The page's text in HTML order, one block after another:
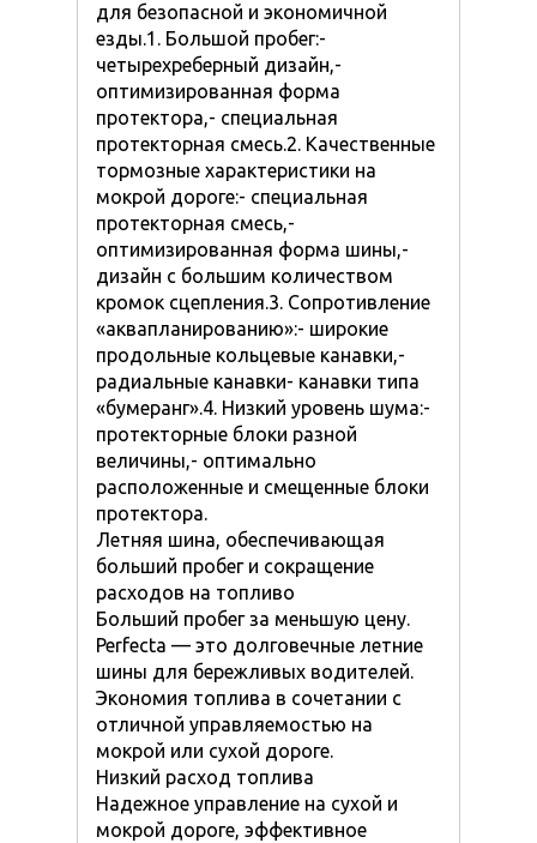
для безопасной и экономичной
езды.1. Большой пробег:-
четырехреберный дизайн,-
оптимизированная форма
протектора,- специальная
протекторная смесь.2. Качественные
тормозные характеристики на
мокрой дороге:- специальная
протекторная смесь,-
оптимизированная форма шины,-
дизайн с большим количеством
кромок сцепления.3. Сопротивление
«аквапланированию»:- широкие
продольные кольцевые канавки,-
радиальные канавки- канавки типа
«бумеранг».4. Низкий уровень шума:-
протекторные блоки разной
величины,- оптимально
расположенные и смещенные блоки
протектора.
Летняя шина, обеспечивающая
больший пробег и сокращение
расходов на топливо
Больший пробег за меньшую цену.
Perfecta — это долговечные летние
шины для бережливых водителей.
Экономия топлива в сочетании с
отличной управляемостью на
мокрой или сухой дороге.
Низкий расход топлива
Надежное управление на сухой и
мокрой дороге, эффективное